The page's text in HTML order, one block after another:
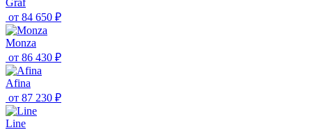
от 84 650 ₽
Monza
от 86 430 ₽
Afina
от 87 230 ₽
Line